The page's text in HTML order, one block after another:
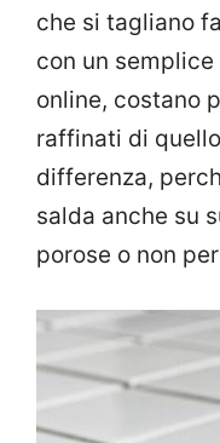
che si tagliano
con un
online, costano
raffinati di
differenza,
salda anche su
porose o non